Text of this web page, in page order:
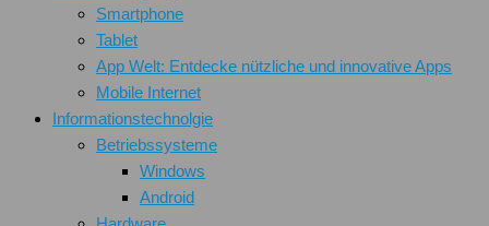
Smartphone
Tablet
App Welt: Entdecke nützliche und innovative Apps
Mobile Internet
Informationstechnolgie
Betriebssysteme
Windows
Android